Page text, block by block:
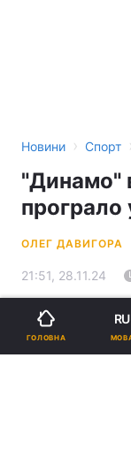
Новини › Спорт
"Динамо"
програло
ОЛЕГ ДАВИГОРА
21:51, 28.11.24
ГОЛОВНА
RU